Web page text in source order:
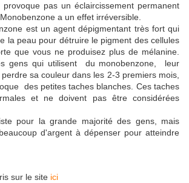
provoque pas un éclaircissement permanent
a un effet irréversible.
est un agent dépigmentant très fort qui
la peau pour détruire le pigment des cellules
que vous ne produisez plus de mélanine.
gens qui utilisent du monobenzone, leur
sa couleur dans les 2-3 premiers mois,
des petites taches blanches. Ces taches
et ne doivent pas être considérées
pour la grande majorité des gens, mais
d'argent à dépenser pour atteindre
sur le site ici